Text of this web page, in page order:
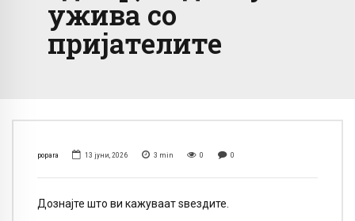
ужива со
пријателите
popara 13 јуни, 2026 3 min 0 0
Дознајте што ви кажуваат ѕвездите.